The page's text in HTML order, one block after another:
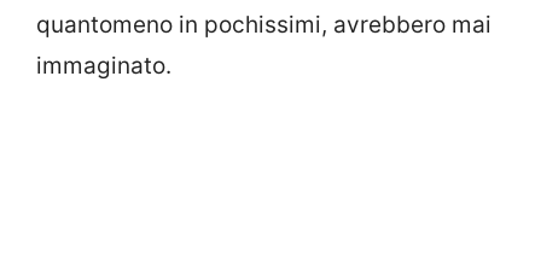
quantomeno in pochissimi, avrebbero mai
immaginato.